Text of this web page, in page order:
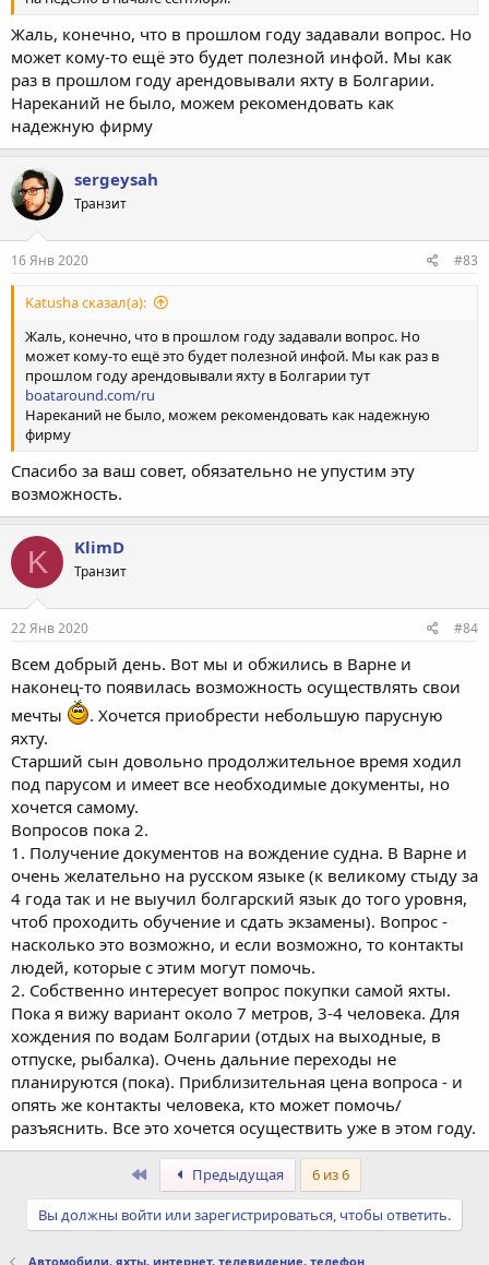
Жаль, конечно, что в прошлом году задавали вопрос. Но
может кому-то ещё это будет полезной инфой. Мы как
раз в прошлом году арендовывали яхту в Болгарии.
Нареканий не было, можем рекомендовать как
надежную фирму
sergeysah
Транзит
16 Янв 2020 #83
Katusha сказал(а):
Жаль, конечно, что в прошлом году задавали вопрос. Но
может кому-то ещё это будет полезной инфой. Мы как раз в
прошлом году арендовывали яхту в Болгарии тут
boataround.com/ru
Нареканий не было, можем рекомендовать как надежную
фирму
Спасибо за ваш совет, обязательно не упустим эту
возможность.
K KlimD
Транзит
22 Янв 2020 #84
Всем добрый день. Вот мы и обжились в Варне и
наконец-то появилась возможность осуществлять свои
мечты
. Хочется приобрести небольшую парусную
яхту.
Старший сын довольно продолжительное время ходил
под парусом и имеет все необходимые документы, но
хочется самому.
Вопросов пока 2.
1. Получение документов на вождение судна. В Варне и
очень желательно на русском языке (к великому стыду за
4 года так и не выучил болгарский язык до того уровня,
чтоб проходить обучение и сдать экзамены). Вопрос -
насколько это возможно, и если возможно, то контакты
людей, которые с этим могут помочь.
2. Собственно интересует вопрос покупки самой яхты.
Пока я вижу вариант около 7 метров, 3-4 человека. Для
хождения по водам Болгарии (отдых на выходные, в
отпуске, рыбалка). Очень дальние переходы не
планируются (пока). Приблизительная цена вопроса - и
опять же контакты человека, кто может помочь/
разъяснить. Все это хочется осуществить уже в этом году.
ПервыйПредыдущая 6 из 6
Вы должны войти или зарегистрироваться, чтобы ответить.
Автомобили, яхты, интернет, телевидение, телефон